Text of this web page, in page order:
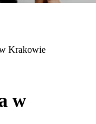
Krakowie
w